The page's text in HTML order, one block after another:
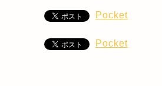
Pocket
Pocket